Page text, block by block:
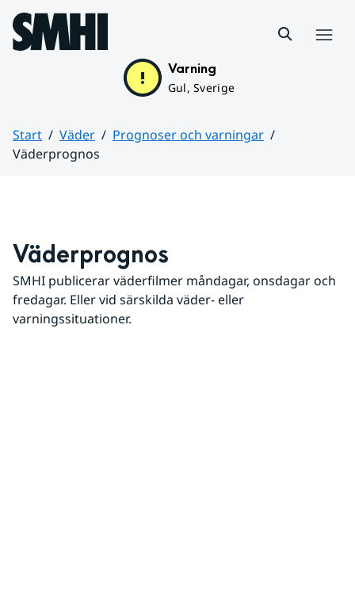
Hoppa till sidans innehåll
Varning
Gul, Sverige
Start Väder
Prognoser och varningar
Väderprognos
Väderprognos
SMHI publicerar väderfilmer måndagar, onsdagar och
fredagar. Eller vid särskilda väder- eller
varningssituationer.